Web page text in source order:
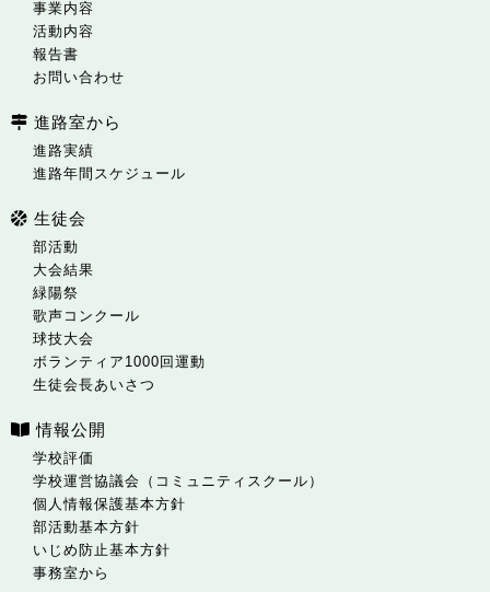
事業内容
活動内容
報告書
お問い合わせ
進路室から
進路実績
進路年間スケジュール
生徒会
部活動
大会結果
緑陽祭
歌声コンクール
球技大会
ボランティア1000回運動
生徒会長あいさつ
情報公開
学校評価
学校運営協議会（コミュニティスクール）
個人情報保護基本方針
部活動基本方針
いじめ防止基本方針
事務室から